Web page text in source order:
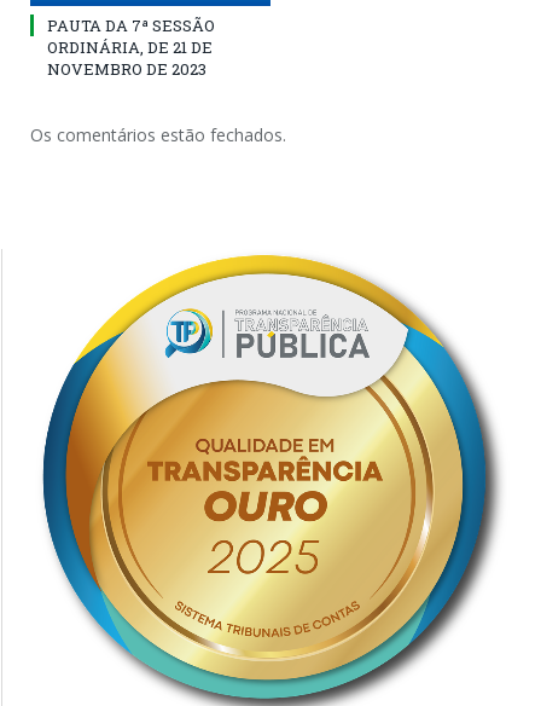
PAUTA DA 7ª SESSÃO
ORDINÁRIA, DE 21 DE
NOVEMBRO DE 2023
Os comentários estão fechados.